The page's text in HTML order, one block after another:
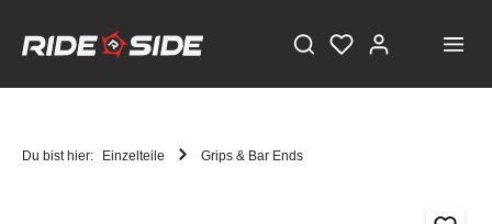
Du bist hier: Einzelteile Grips & Bar Ends